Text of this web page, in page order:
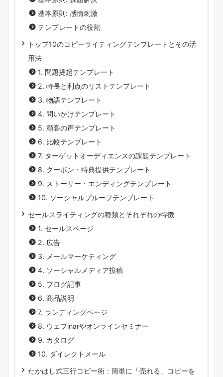
基本原則: 感情刺激
テンプレートの役割
トップ10のコピーライティングテンプレートとその活
用法
1. 問題提起テンプレート
2. 特長と利点のリストテンプレート
3. 物語テンプレート
4. 問いかけテンプレート
5. 顧客の声テンプレート
6. 比較テンプレート
7. ターゲットオーディエンスの課題テンプレート
8. クーポン・特典提供テンプレート
9. ストーリー・エンディングテンプレート
10. ソーシャルプルーフテンプレート
セールスライティングの種類とそれぞれの特徴
1. セールスページ
2. 広告
3. メールマーケティング
4. ソーシャルメディア投稿
5. ブログ記事
6. 商品説明
7. ランディングページ
8. ウェブinarやオンラインセミナー
9. カタログ
10. ダイレクトメール
たかはし式三行コピー術：簡単に「売れる」コピーを